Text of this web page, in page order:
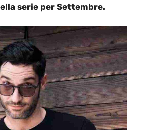
serie per Settembre.